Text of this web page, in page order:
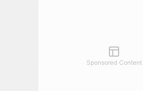
Sponsored Content